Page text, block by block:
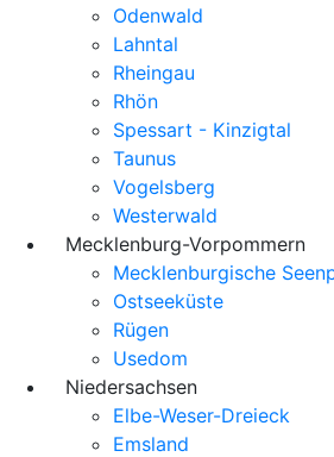
Odenwald
Lahntal
Rheingau
Rhön
Spessart - Kinzigtal
Taunus
Vogelsberg
Westerwald
Mecklenburg-Vorpommern
Mecklenburgische
Ostseeküste
Rügen
Usedom
Niedersachsen
Elbe-Weser-Dreieck
Emsland